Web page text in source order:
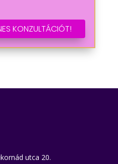
KONZULTÁCIÓT!
utca 20.